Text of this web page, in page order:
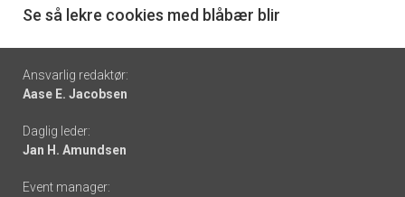
6
Se så lekre cookies med blåbær blir
Footer
-
links
Ansvarlig redaktør:
Aase E. Jacobsen
Daglig leder:
Jan H. Amundsen
Event manager: